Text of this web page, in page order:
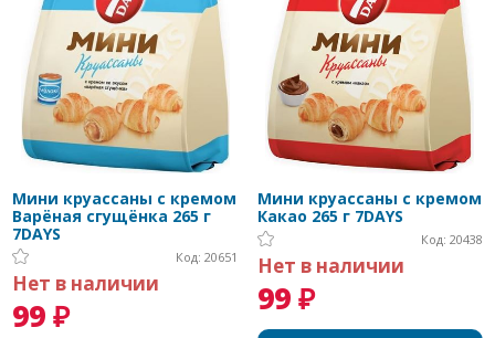
Мини круассаны с кремом
Варёная сгущёнка 265 г
7DAYS
Код: 20651
Нет в наличии
99 ₽
Мини круассаны с кремом
Какао 265 г 7DAYS
Код: 20438
Нет в наличии
99 ₽